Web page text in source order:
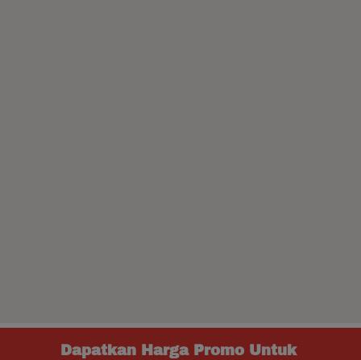
Dapatkan Harga Promo Untuk